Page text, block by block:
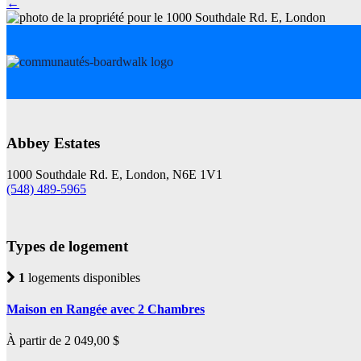
←
Abbey Estates
1000 Southdale Rd. E, London, N6E 1V1
(548) 489-5965
Types de logement
1 logements disponibles
Maison en Rangée avec 2 Chambres
À partir de 2 049,00 $